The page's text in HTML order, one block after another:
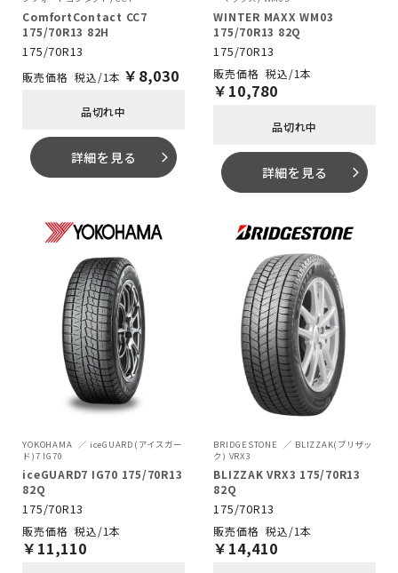
ComfortContact CC7
175/70R13 82H
175/70R13
税込/1本 ￥ 8,030
品切れ中
詳細を見る arrow_forward_ios
WINTER MAXX WM03
175/70R13 82Q
175/70R13
税込/1本
￥ 10,780
品切れ中
詳細を見る arrow_forward_ios
YOKOHAMA
iceGUARD(アイスガー
ド)7 IG70
iceGUARD7 IG70 175/70R13
82Q
175/70R13
税込/1本
￥ 11,110
BRIDGESTONE
BLIZZAK(ブリザッ
ク) VRX3
BLIZZAK VRX3 175/70R13
82Q
175/70R13
税込/1本
￥ 14,410